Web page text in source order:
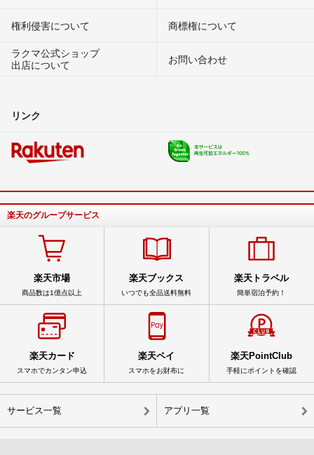
権利侵害について
商標権について
ラクマ公式ショップ
出店について
お問い合わせ
リンク
楽天のグループサービス
楽天市場
商品数は1億点以上
楽天ブックス
いつでも全品送料無料
楽天トラベル
簡単宿泊予約！
楽天カード
スマホでカンタン申込
楽天ペイ
スマホをお財布に
楽天PointClub
手軽にポイントを確認
サービス一覧 アプリ一覧